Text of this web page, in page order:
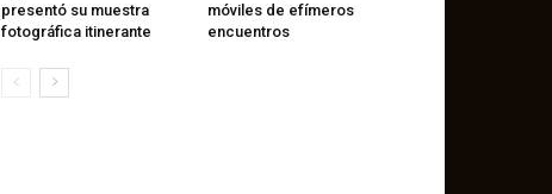
presentó su muestra
fotográfica itinerante
móviles de efímeros
encuentros